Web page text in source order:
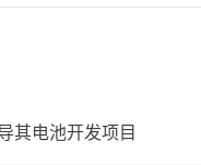
其电池开发项目